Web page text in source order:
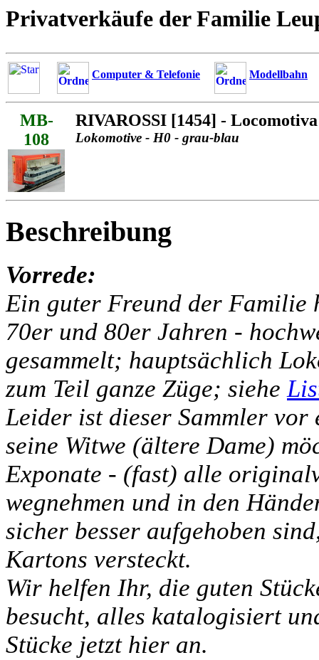
Privatverkäufe der Familie
Computer & Telefonie Modellbahn
MB-
108
RIVAROSSI [1454] -
Lokomotive - H0 - grau-blau
Beschreibung
Vorrede:
Ein guter Freund der
70er und 80er Jahren -
gesammelt; hauptsächlich
zum Teil ganze Züge; siehe
Leider ist dieser Sammler
seine Witwe (ältere Dame)
Exponate - (fast) alle
wegnehmen und in den
sicher besser aufgehoben
Kartons versteckt.
Wir helfen Ihr, die guten
besucht, alles katalogisiert
Stücke jetzt hier an.